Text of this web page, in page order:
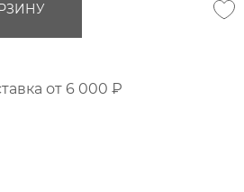
от 6 000 ₽